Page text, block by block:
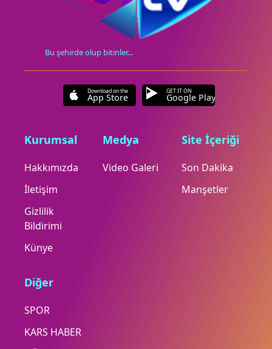
Bu şehirde olup bitinler...
Download on the
App Store
GET IT ON
Google Play
Kurumsal
Hakkımızda
İletişim
Gizlilik
Bildirimi
Künye
Medya
Video Galeri
Site İçeriği
Son Dakika
Manşetler
Diğer
SPOR
KARS HABER